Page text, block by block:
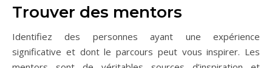
Trouver des mentors
Identifiez des personnes ayant une expérience
significative et dont le parcours peut vous inspirer. Les